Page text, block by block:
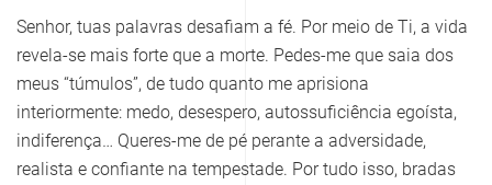
Senhor, tuas palavras desafiam a fé. Por meio de Ti, a vida
revela-se mais forte que a morte. Pedes-me que saia dos
meus “túmulos”, de tudo quanto me aprisiona
interiormente: medo, desespero, autossuficiência egoísta,
indiferença… Queres-me de pé perante a adversidade,
realista e confiante na tempestade. Por tudo isso, bradas